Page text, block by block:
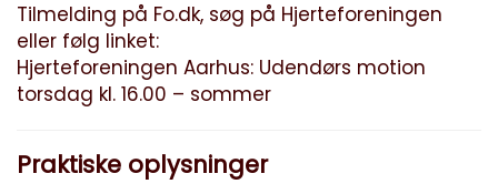
Tilmelding på Fo.dk, søg på Hjerteforeningen
eller følg linket:
Hjerteforeningen Aarhus: Udendørs motion
torsdag kl. 16.00 – sommer
Praktiske oplysninger